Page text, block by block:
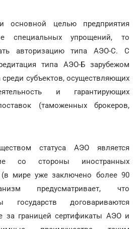
основной целью предприятия
специальных упрощений, то
авторизацию типа АЭО-С. С
типа АЭО-Б зарубежом
среди субъектов, осуществляющих
и гарантирующих
(таможенных брокеров,
статуса АЭО является
со стороны иностранных
мире уже заключено более 90
предусматривает, что
государств договариваются
за границей сертификаты АЭО и